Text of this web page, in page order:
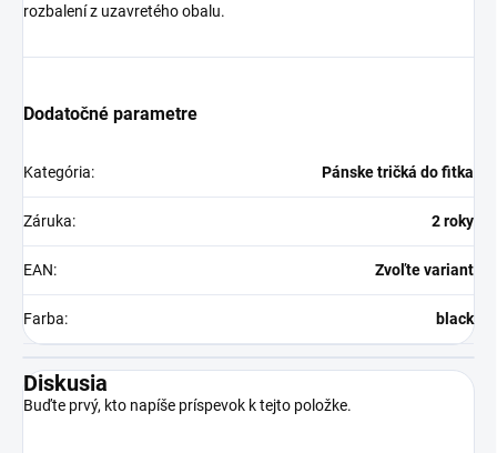
rozbalení z uzavretého obalu.
Dodatočné parametre
Kategória: Pánske tričká do fitka
Záruka: 2 roky
EAN: Zvoľte variant
Farba: black
Diskusia
Buďte prvý, kto napíše príspevok k tejto položke.